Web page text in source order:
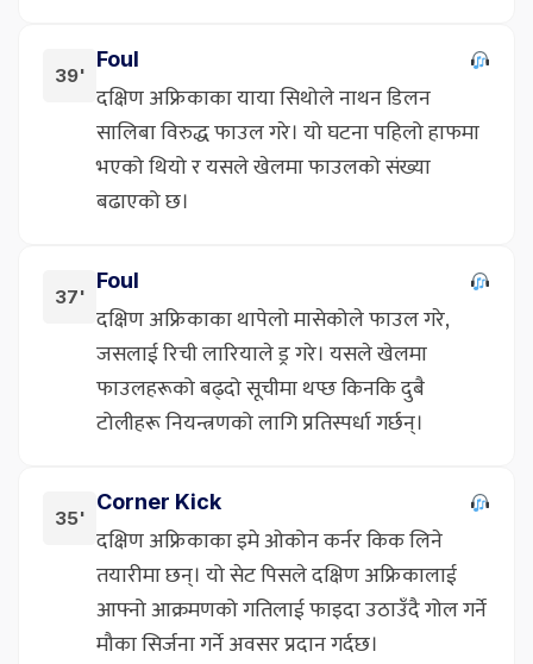
39'
Foul
दक्षिण अफ्रिकाका याया सिथोले नाथन डिलन
सालिबा विरुद्ध फाउल गरे। यो घटना पहिलो हाफमा
भएको थियो र यसले खेलमा फाउलको संख्या
बढाएको छ।
37'
Foul
दक्षिण अफ्रिकाका थापेलो मासेकोले फाउल गरे,
जसलाई रिची लारियाले ड्र गरे। यसले खेलमा
फाउलहरूको बढ्दो सूचीमा थप्छ किनकि दुबै
टोलीहरू नियन्त्रणको लागि प्रतिस्पर्धा गर्छन्।
35'
Corner Kick
दक्षिण अफ्रिकाका इमे ओकोन कर्नर किक लिने
तयारीमा छन्। यो सेट पिसले दक्षिण अफ्रिकालाई
आफ्नो आक्रमणको गतिलाई फाइदा उठाउँदै गोल गर्ने
मौका सिर्जना गर्ने अवसर प्रदान गर्दछ।